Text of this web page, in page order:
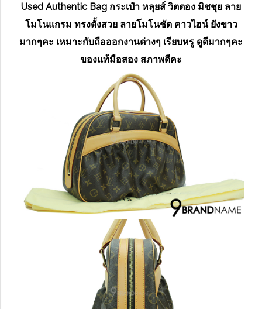
Used Authentic Bag กระเป๋า หลุยส์ วิตตอง มิชชุย ลาย
โมโนแกรม ทรงตั้งสวย ลายโมโนชัด คาวไฮน์ ยังขาว
มากๆคะ เหมาะกับถือออกงานต่างๆ เรียบหรู ดูดีมากๆคะ
ของแท้มือสอง สภาพดีคะ